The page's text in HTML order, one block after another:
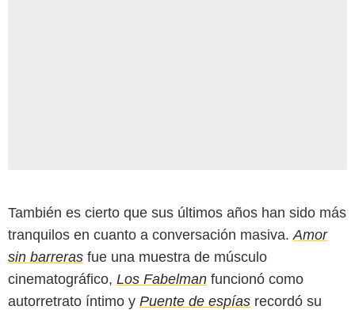
También es cierto que sus últimos años han sido más
tranquilos en cuanto a conversación masiva. Amor
sin barreras fue una muestra de músculo
cinematográfico, Los Fabelman funcionó como
autorretrato íntimo y Puente de espías recordó su